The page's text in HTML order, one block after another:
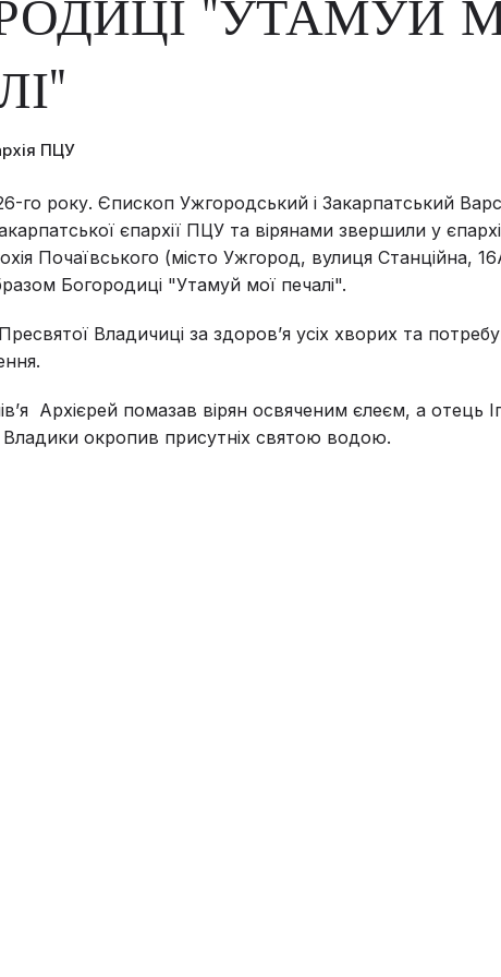
"УТАМУЙ
ПЦУ
го року. Єпископ Ужгородський і Закарпатський
єпархії ПЦУ та вірянами звершили у
Почаївського (місто Ужгород, вулиця Станційна,
Богородиці "Утамуй мої печалі".
Владичиці за здоровʼя усіх хворих та
Архієрей помазав вірян освяченим єлеєм, а отець
Владики окропив присутніх святою водою.